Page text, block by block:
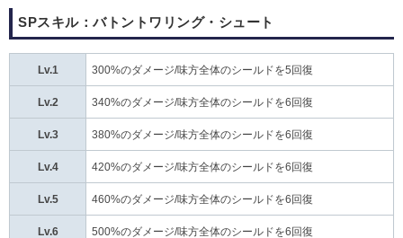
SPスキル：バトントワリング・シュート
Lv.1 300%のダメージ/味方全体のシールドを5回復
Lv.2 340%のダメージ/味方全体のシールドを6回復
Lv.3 380%のダメージ/味方全体のシールドを6回復
Lv.4 420%のダメージ/味方全体のシールドを6回復
Lv.5 460%のダメージ/味方全体のシールドを6回復
Lv.6 500%のダメージ/味方全体のシールドを6回復